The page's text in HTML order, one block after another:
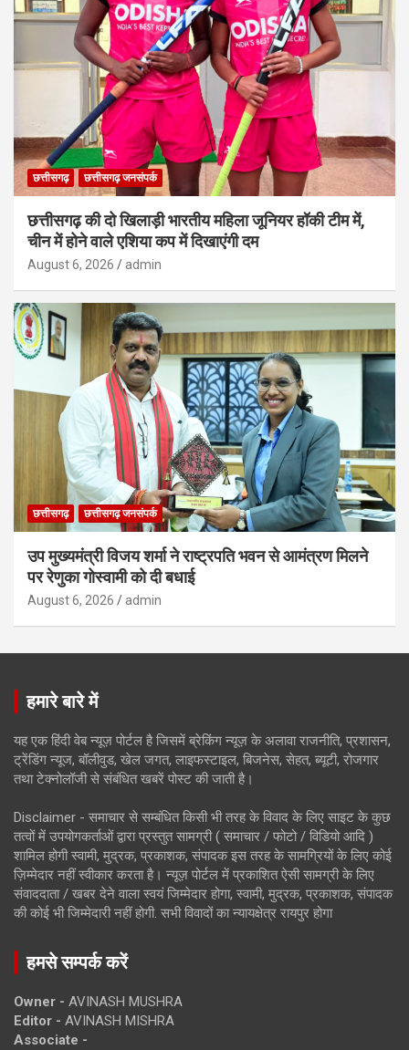
छत्तीसगढ़ छत्तीसगढ़ जनसंपर्क
छत्तीसगढ़ की दो खिलाड़ी भारतीय महिला जूनियर हॉकी टीम में,
चीन में होने वाले एशिया कप में दिखाएंगी दम
August 6, 2026 admin
छत्तीसगढ़ छत्तीसगढ़ जनसंपर्क
उप मुख्यमंत्री विजय शर्मा ने राष्ट्रपति भवन से आमंत्रण मिलने
पर रेणुका गोस्वामी को दी बधाई
August 6, 2026 admin
हमारे बारे में
यह एक हिंदी वेब न्यूज़ पोर्टल है जिसमें ब्रेकिंग न्यूज़ के अलावा राजनीति, प्रशासन,
ट्रेंडिंग न्यूज, बॉलीवुड, खेल जगत, लाइफस्टाइल, बिजनेस, सेहत, ब्यूटी, रोजगार
तथा टेक्नोलॉजी से संबंधित खबरें पोस्ट की जाती है।
Disclaimer - समाचार से सम्बंधित किसी भी तरह के विवाद के लिए साइट के कुछ
तत्वों में उपयोगकर्ताओं द्वारा प्रस्तुत सामग्री ( समाचार / फोटो / विडियो आदि )
शामिल होगी स्वामी, मुद्रक, प्रकाशक, संपादक इस तरह के सामग्रियों के लिए कोई
ज़िम्मेदार नहीं स्वीकार करता है। न्यूज़ पोर्टल में प्रकाशित ऐसी सामग्री के लिए
संवाददाता / खबर देने वाला स्वयं जिम्मेदार होगा, स्वामी, मुद्रक, प्रकाशक, संपादक
की कोई भी जिम्मेदारी नहीं होगी. सभी विवादों का न्यायक्षेत्र रायपुर होगा
हमसे सम्पर्क करें
Owner - AVINASH MUSHRA
Editor - AVINASH MISHRA
Associate -